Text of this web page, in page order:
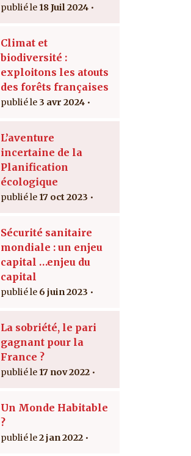
18 Juil 2024
Climat et
biodiversité :
exploitons les atouts
des forêts françaises
3 avr 2024
L’aventure
incertaine de la
Planification
écologique
17 oct 2023
Sécurité sanitaire
mondiale : un enjeu
capital …enjeu du
capital
6 juin 2023
La sobriété, le pari
gagnant pour la
France ?
17 nov 2022
Un Monde Habitable
?
2 jan 2022